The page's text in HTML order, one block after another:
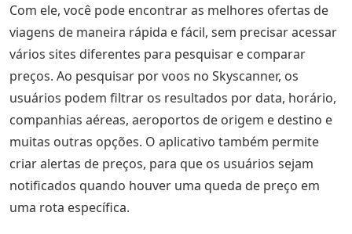
Com ele, você pode encontrar as melhores ofertas de
viagens de maneira rápida e fácil, sem precisar acessar
vários sites diferentes para pesquisar e comparar
preços. Ao pesquisar por voos no Skyscanner, os
usuários podem filtrar os resultados por data, horário,
companhias aéreas, aeroportos de origem e destino e
muitas outras opções. O aplicativo também permite
criar alertas de preços, para que os usuários sejam
notificados quando houver uma queda de preço em
uma rota específica.